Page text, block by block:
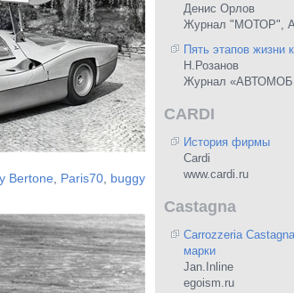
Bertone Paris70 buggy
Денис Орлов
Журнал "МОТОР",
Пять этапов жизни
Н.Розанов
Журнал
CARDI
История фирмы
Cardi
www.cardi.ru
Castagna
Carrozzeria
марки
Jan.Inline
egoism.ru